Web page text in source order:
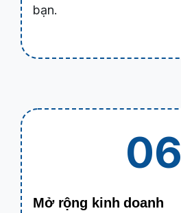
bạn.
06
Mở rộng kinh doanh